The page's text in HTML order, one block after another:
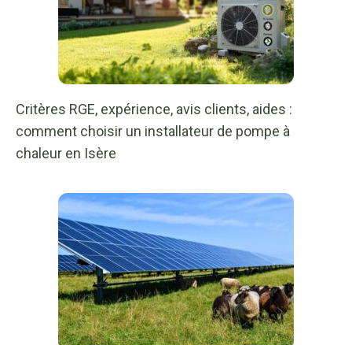
Critères RGE, expérience, avis clients, aides :
comment choisir un installateur de pompe à
chaleur en Isère